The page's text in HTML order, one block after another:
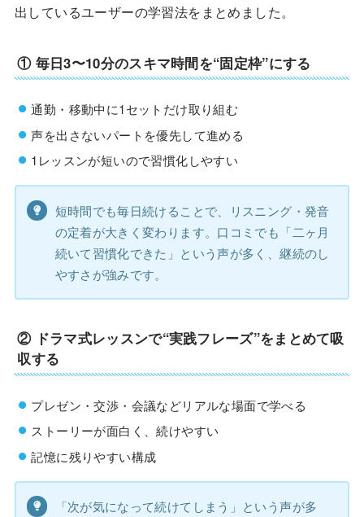
出しているユーザーの学習法をまとめました。
① 毎日3〜10分のスキマ時間を“固定枠”にする
通勤・移動中に1セットだけ取り組む
声を出さないパートを優先して進める
1レッスンが短いので習慣化しやすい
短時間でも毎日続けることで、リスニング・発音
の定着が大きく変わります。口コミでも「二ヶ月
続いて習慣化できた」という声が多く、継続のし
やすさが強みです。
②ドラマ式レッスンで“実践フレーズ”をまとめて吸
収する
プレゼン・交渉・会議などリアルな場面で学べる
ストーリーが面白く、続けやすい
記憶に残りやすい構成
「次が気になって続けてしまう」という声が多